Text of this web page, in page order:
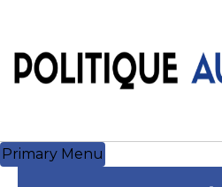
content
Primary Menu